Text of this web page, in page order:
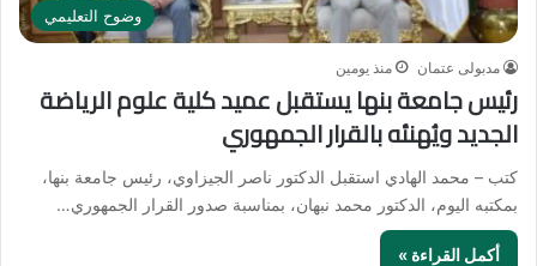
وضوح التعليمي
مدبولى عتمان منذ يومين
رئيس جامعة بنها يستقبل عميد كلية علوم الرياضة
الجديد ويُهنئه بالقرار الجمهوري
كتب – محمد الهادي استقبل الدكتور ناصر الجيزاوي، رئيس جامعة بنها،
بمكتبه اليوم، الدكتور محمد نبهان، بمناسبة صدور القرار الجمهوري…
أكمل القراءة »